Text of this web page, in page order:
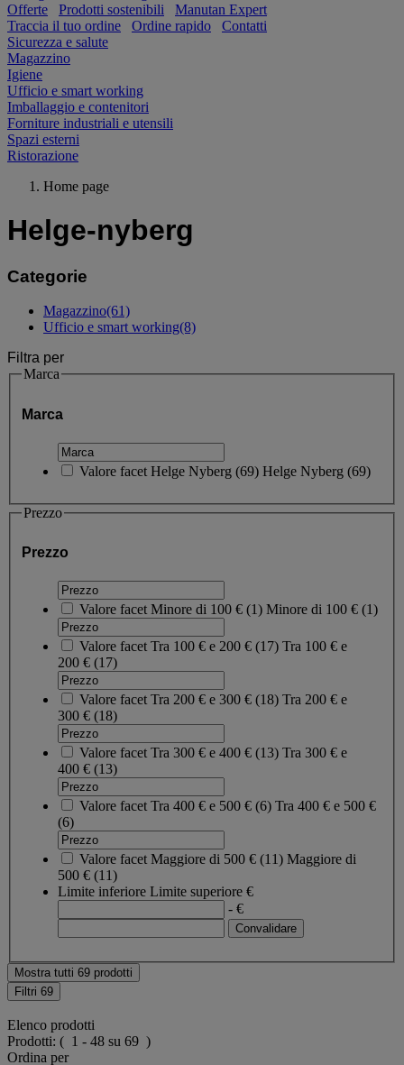
Offerte Prodotti sostenibili
Manutan Expert
Traccia il tuo ordine
Ordine rapido
Contatti
Sicurezza e salute
Magazzino
Igiene
Ufficio e smart working
Imballaggio e contenitori
Forniture industriali e utensili
Spazi esterni
Ristorazione
Home page
Helge-nyberg
Categorie
Magazzino(61)
Ufficio e smart working(8)
Filtra per
Marca
Marca
Valore facet Helge Nyberg (69) Helge Nyberg (69)
Prezzo
Prezzo
Valore facet Minore di 100 € (1) Minore di 100 € (1)
Valore facet Tra 100 € e 200 € (17) Tra 100 € e
200 € (17)
Valore facet Tra 200 € e 300 € (18) Tra 200 € e
300 € (18)
Valore facet Tra 300 € e 400 € (13) Tra 300 € e
400 € (13)
Valore facet Tra 400 € e 500 € (6) Tra 400 € e 500 €
(6)
Valore facet Maggiore di 500 € (11) Maggiore di
500 € (11)
Limite inferiore Limite superiore €
- €
Mostra tutti 69 prodotti
Filtri 69
Elenco prodotti
Prodotti: ( 1 - 48 su 69 )
Ordina per